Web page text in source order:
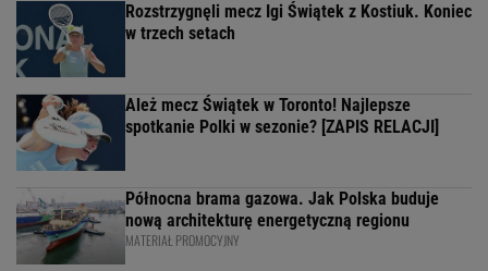
Rozstrzygnęli mecz Igi Świątek z Kostiuk. Koniec
w trzech setach
Ależ mecz Świątek w Toronto! Najlepsze
spotkanie Polki w sezonie? [ZAPIS RELACJI]
Północna brama gazowa. Jak Polska buduje
nową architekturę energetyczną regionu
MATERIAŁ PROMOCYJNY